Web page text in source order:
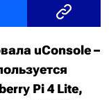
uConsole –
Pi 4 Lite,